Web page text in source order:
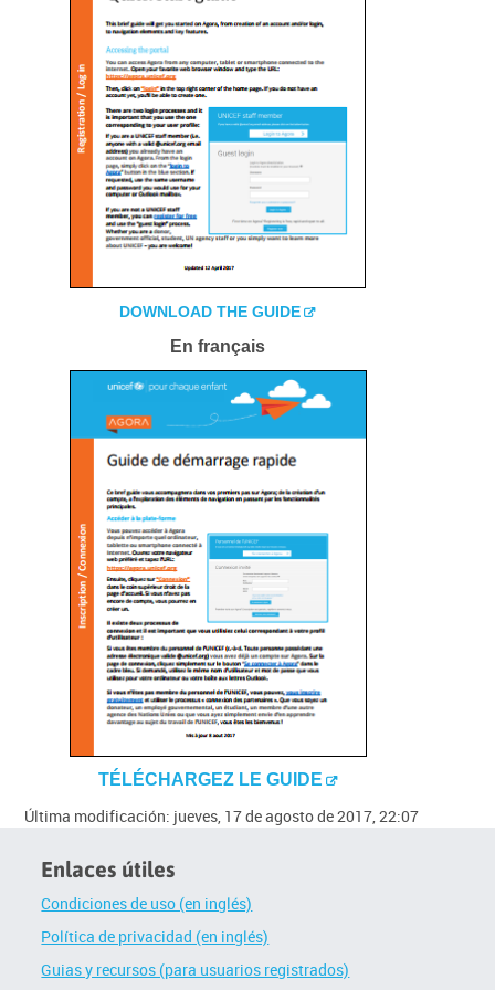
DOWNLOAD THE GUIDE
Enfrançais
TÉLÉCHARGEZ LE GUIDE
Última modificación: jueves, 17 de agosto de 2017, 22:07
Enlaces útiles
Condiciones de uso (en inglés)
Política de privacidad (en inglés)
Guias y recursos (para usuarios registrados)